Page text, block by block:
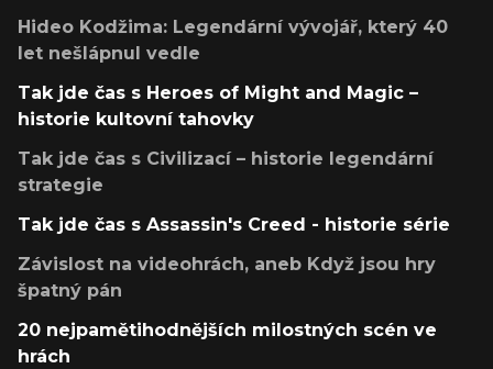
Hideo Kodžima: Legendární vývojář, který 40
let nešlápnul vedle
Tak jde čas s Heroes of Might and Magic –
historie kultovní tahovky
Tak jde čas s Civilizací – historie legendární
strategie
Tak jde čas s Assassin's Creed - historie série
Závislost na videohrách, aneb Když jsou hry
špatný pán
20 nejpamětihodnějších milostných scén ve
hrách